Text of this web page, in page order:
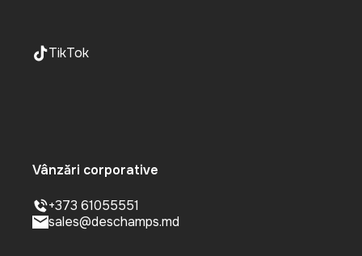
TikTok
Vânzări corporative
+373 61055551
sales@deschamps.md